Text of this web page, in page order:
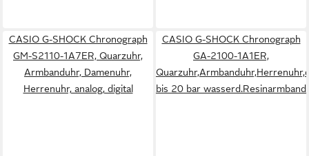
CASIO G-SHOCK Chronograph
GM-S2110-1A7ER, Quarzuhr,
Armbanduhr, Damenuhr,
Herrenuhr, analog, digital
CASIO G-SHOCK Chronograph
GA-2100-1A1ER,
bis 20 bar wasserd.Resinarmband